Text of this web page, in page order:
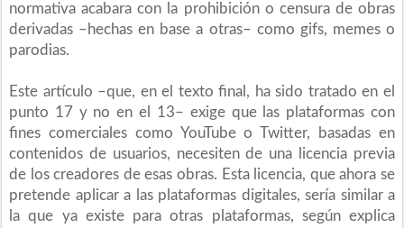
normativa acabara con la prohibición o censura de obras
derivadas –hechas en base a otras– como gifs, memes o
parodias.
Este artículo –que, en el texto final, ha sido tratado en el
punto 17 y no en el 13– exige que las plataformas con
fines comerciales como YouTube o Twitter, basadas en
contenidos de usuarios, necesiten de una licencia previa
de los creadores de esas obras. Esta licencia, que ahora se
pretende aplicar a las plataformas digitales, sería similar a
la que ya existe para otras plataformas, según explica